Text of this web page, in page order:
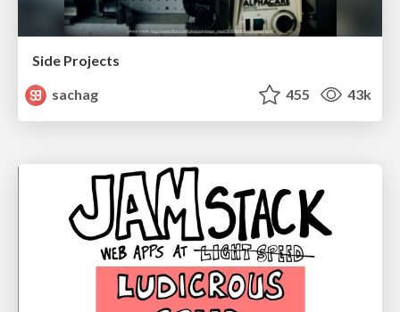
Side Projects
sachag
455 43k